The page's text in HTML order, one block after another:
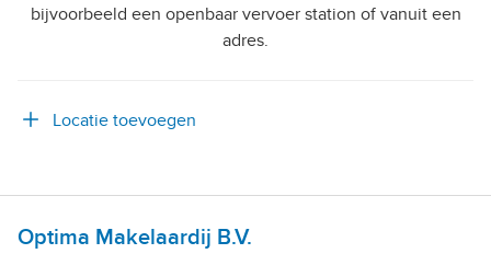
Optima Makelaardij B.V.
bijvoorbeeld een openbaar vervoer station of vanuit een
adres.
Locatie toevoegen